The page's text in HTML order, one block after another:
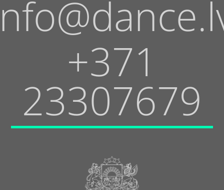
+371
23307679